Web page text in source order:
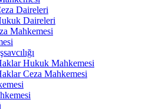
Daireleri
Daireleri
Mahkemesi
Hukuk Mahkemesi
Ceza Mahkemesi